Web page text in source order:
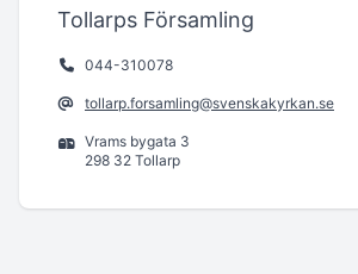
Tollarps Församling
044-310078
tollarp.forsamling@svenskakyrkan.se
Vrams bygata 3
298 32 Tollarp